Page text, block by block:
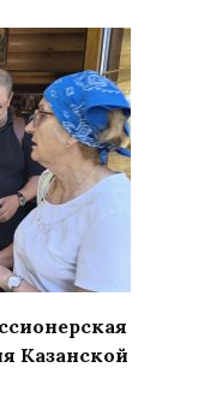
Казанской